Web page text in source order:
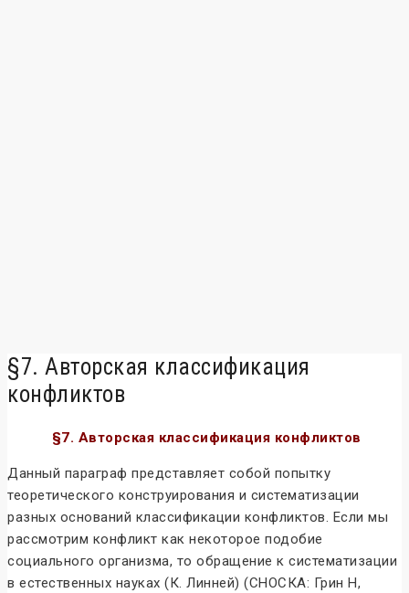
§7. Авторская классификация
конфликтов
§7. Авторская классификация конфликтов
Данный параграф представляет собой попытку
теоретического конструирования и систематизации
разных оснований классификации конфликтов. Если мы
рассмотрим конфликт как некоторое подобие
социального организма, то обращение к систематизации
в естественных науках (К. Линней) (СНОСКА: Грин Н,